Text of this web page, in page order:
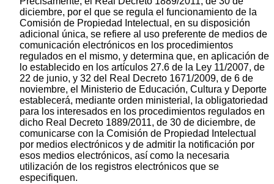
diciembre, por el que se regula el funcionamiento de la
Comisión de Propiedad Intelectual, en su disposición
adicional única, se refiere al uso preferente de medios de
comunicación electrónicos en los procedimientos
regulados en el mismo, y determina que, en aplicación de
lo establecido en los artículos 27.6 de la Ley 11/2007, de
22 de junio, y 32 del Real Decreto 1671/2009, de 6 de
noviembre, el Ministerio de Educación, Cultura y Deporte
establecerá, mediante orden ministerial, la obligatoriedad
para los interesados en los procedimientos regulados en
dicho Real Decreto 1889/2011, de 30 de diciembre, de
comunicarse con la Comisión de Propiedad Intelectual
por medios electrónicos y de admitir la notificación por
esos medios electrónicos, así como la necesaria
utilización de los registros electrónicos que se
especifiquen.